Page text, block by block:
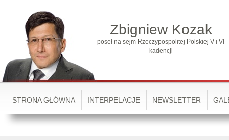
Zbigniew Kozak
poseł na sejm Rzeczypospolitej Polskiej V i VI
kadencji
STRONA GŁÓWNA INTERPELACJE NEWSLETTER